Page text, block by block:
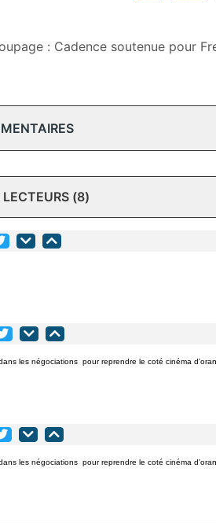
: Cadence soutenue pour
(8)
les négociations pour reprendre le coté cinéma
les négociations pour reprendre le coté cinéma